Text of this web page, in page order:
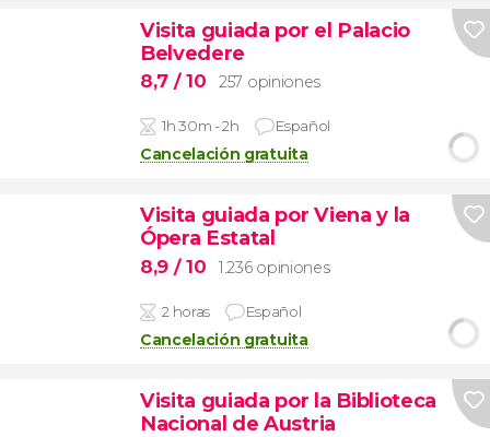
Visita guiada por el Palacio
Belvedere
8,7 / 10 257 opiniones
1h 30m - 2h Español
Cancelación gratuita
Visita guiada por Viena y la
Ópera Estatal
8,9 / 10 1.236 opiniones
2 horas Español
Cancelación gratuita
Visita guiada por la Biblioteca
Nacional de Austria